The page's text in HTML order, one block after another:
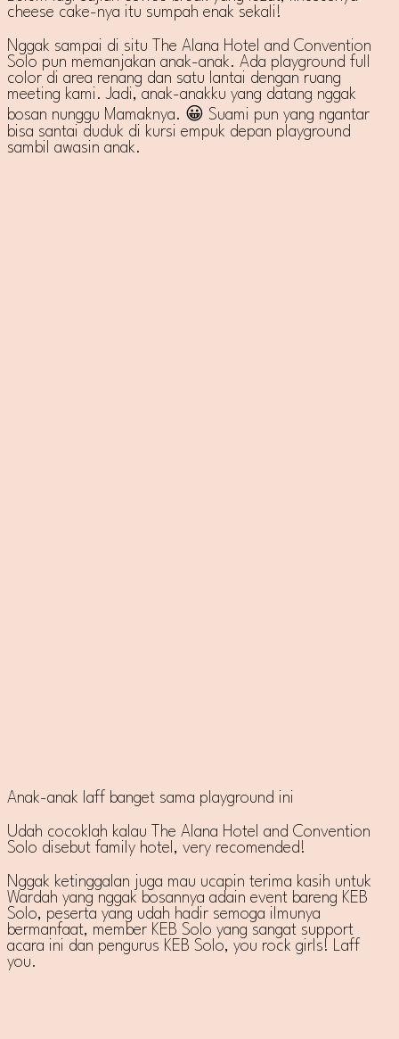
cheese cake-nya itu sumpah enak sekali!
Nggak sampai di situ The Alana Hotel and Convention
Solo pun memanjakan anak-anak. Ada playground full
color di area renang dan satu lantai dengan ruang
meeting kami. Jadi, anak-anakku yang datang nggak
bosan nunggu Mamaknya. 😀 Suami pun yang ngantar
bisa santai duduk di kursi empuk depan playground
sambil awasin anak.
Anak-anak laff banget sama playground ini
Udah cocoklah kalau The Alana Hotel and Convention
Solo disebut family hotel, very recomended!
Nggak ketinggalan juga mau ucapin terima kasih untuk
Wardah yang nggak bosannya adain event bareng KEB
Solo, peserta yang udah hadir semoga ilmunya
bermanfaat, member KEB Solo yang sangat support
acara ini dan pengurus KEB Solo, you rock girls! Laff
you.